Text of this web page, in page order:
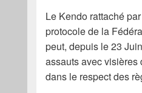
Le Kendo rattaché
protocole de la
peut, depuis le 23
assauts avec visières
dans le respect des